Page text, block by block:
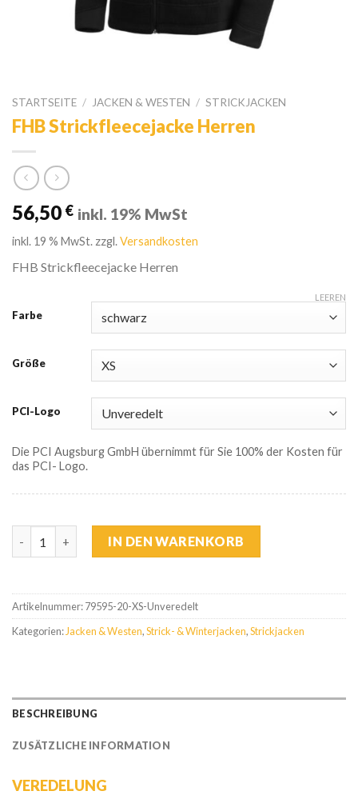
STARTSEITE / JACKEN & WESTEN / STRICKJACKEN
FHB Strickfleecejacke Herren
56,50 € inkl. 19% MwSt
inkl. 19 % MwSt.zzgl.Versandkosten
FHB Strickfleecejacke Herren
Farbe
Größe
PCI-Logo
LEEREN
Die PCI Augsburg GmbH übernimmt für Sie 100% der Kosten für
das PCI- Logo.
FHB Strickfleecejacke Herren Menge
IN DEN WARENKORB
Artikelnummer:79595-20-XS-Unveredelt
Kategorien: Jacken & Westen,Strick- & Winterjacken,Strickjacken
BESCHREIBUNG
ZUSÄTZLICHE INFORMATION
VEREDELUNG